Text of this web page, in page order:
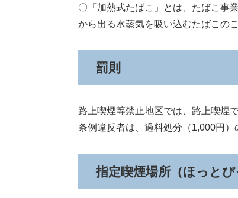
〇「加熱式たばこ」とは、たばこ事
から出る水蒸気を吸い込むたばこのこ
罰則
路上喫煙等禁止地区では、路上喫煙
条例違反者は、過料処分（1,000円）
指定喫煙場所（ほっと